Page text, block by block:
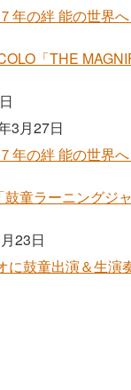
年の絆 能の世界
「THE
3月27日
年の絆 能の世界
童ラーニングジ
23日
に鼓童出演＆生演